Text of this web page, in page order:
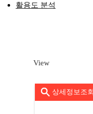
활용도 분석
View
상세정보조회